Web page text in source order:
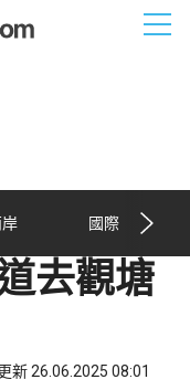
國際
去觀塘
新 26.06.2025 08:01